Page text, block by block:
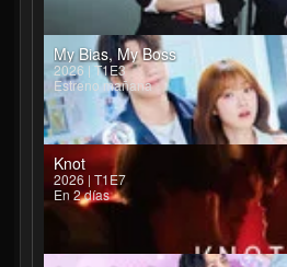
My Bias, My Boss
2026 | T1E3
Estreno mañana
Knot
2026 | T1E7
En 2 días